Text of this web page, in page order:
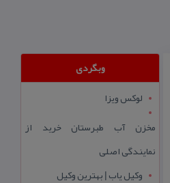
وبگردی
لوکس ویزا
مخزن آب طبرستان خرید از
نمایندگی اصلی
وکیل یاب | بهترین وکیل